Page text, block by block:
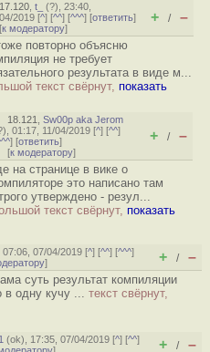
17.120 ,t_ (?), 23:40,
2019 [^] [^^] [^^^] [ответить]
к модератору]
+ / –
повторно объясню
не требует
результата в виде м...
текст свёрнут, показать
18.121 ,Sw00p aka Jerom
), 01:17, 11/04/2019 [^] [^^]
] [ответить]
[к модератору]
+ / –
на странице в вике о
это написано там
утверждено - резул...
текст свёрнут, показать
07:06, 07/04/2019 [^] [^^] [^^^]
] + / –
суть результат компиляции
в одну кучу ... текст свёрнут,
(ok), 17:35, 07/04/2019 [^] [^^]
+ / –